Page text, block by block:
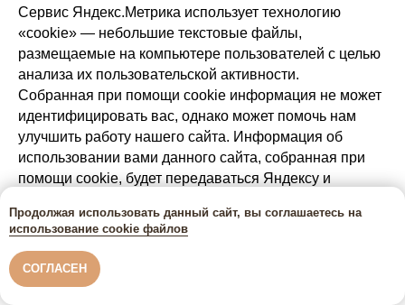
Сервис Яндекс.Метрика использует технологию
«cookie» — небольшие текстовые файлы,
размещаемые на компьютере пользователей с целью
анализа их пользовательской активности.
Собранная при помощи cookie информация не может
идентифицировать вас, однако может помочь нам
улучшить работу нашего сайта. Информация об
использовании вами данного сайта, собранная при
помощи cookie, будет передаваться Яндексу и
Федерации. Яндекс будет обрабатывать эту
информацию для оценки использования вами сайта,
составления для нас отчетов о деятельности нашего
сайта, и предоставления других услуг. Яндекс
Продолжая использовать данный сайт, вы соглашаетесь на
использование cookie файлов
СОГЛАСЕН